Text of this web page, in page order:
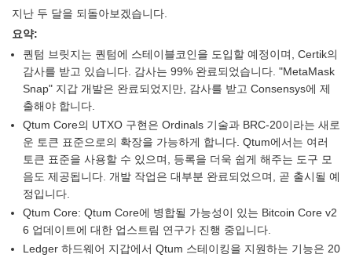
지난 두 달을 되돌아보겠습니다.
요약:
퀀텀 브릿지는 퀀텀에 스테이블코인을 도입할 예정이며, Certik의
감사를 받고 있습니다. 감사는 99% 완료되었습니다. "MetaMask
Snap" 지갑 개발은 완료되었지만, 감사를 받고 Consensys에 제
출해야 합니다.
Qtum Core의 UTXO 구현은 Ordinals 기술과 BRC-20이라는 새로
운 토큰 표준으로의 확장을 가능하게 합니다. Qtum에서는 여러
토큰 표준을 사용할 수 있으며, 등록을 더욱 쉽게 해주는 도구 모
음도 제공됩니다. 개발 작업은 대부분 완료되었으며, 곧 출시될 예
정입니다.
Qtum Core: Qtum Core에 병합될 가능성이 있는 Bitcoin Core v2
6 업데이트에 대한 업스트림 연구가 진행 중입니다.
Ledger 하드웨어 지갑에서 Qtum 스테이킹을 지원하는 기능은 20